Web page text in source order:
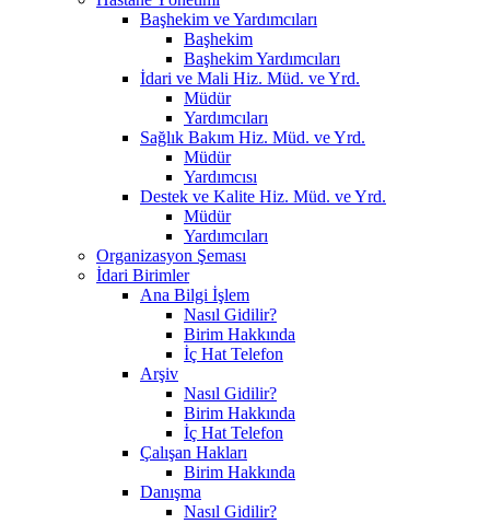
Başhekim ve Yardımcıları
Başhekim
Başhekim Yardımcıları
İdari ve Mali Hiz. Müd. ve Yrd.
Müdür
Yardımcıları
Sağlık Bakım Hiz. Müd. ve Yrd.
Müdür
Yardımcısı
Destek ve Kalite Hiz. Müd. ve Yrd.
Müdür
Yardımcıları
Organizasyon Şeması
İdari Birimler
Ana Bilgi İşlem
Nasıl Gidilir?
Birim Hakkında
İç Hat Telefon
Arşiv
Nasıl Gidilir?
Birim Hakkında
İç Hat Telefon
Çalışan Hakları
Birim Hakkında
Danışma
Nasıl Gidilir?